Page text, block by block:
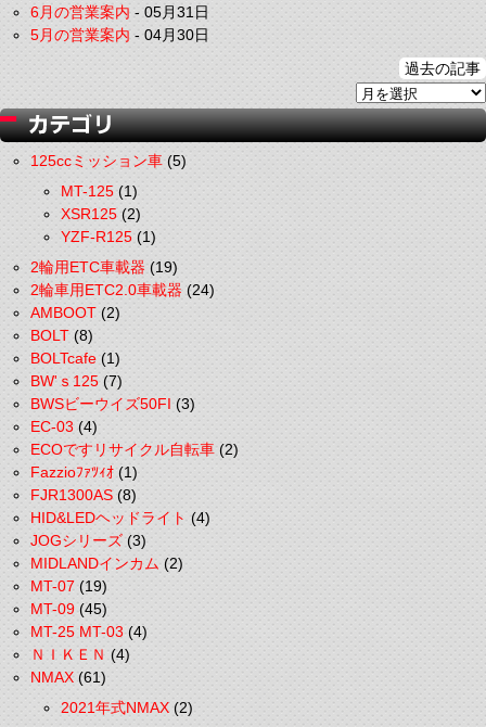
6月の営業案内-05月31日
5月の営業案内-04月30日
過去の記事
125ccミッション車(5)
MT-125(1)
XSR125(2)
YZF-R125(1)
2輪用ETC車載器(19)
2輪車用ETC2.0車載器(24)
AMBOOT(2)
BOLT(8)
BOLTcafe(1)
BW'ｓ125(7)
BWSビーウイズ50FI(3)
EC-03(4)
ECOですリサイクル自転車(2)
Fazzioﾌｧﾂｨｵ(1)
FJR1300AS(8)
HID&LEDヘッドライト(4)
JOGシリーズ(3)
MIDLANDインカム(2)
MT-07(19)
MT-09(45)
MT-25 MT-03(4)
ＮＩＫＥＮ(4)
NMAX(61)
2021年式NMAX(2)